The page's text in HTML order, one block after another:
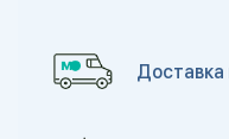
Доставка